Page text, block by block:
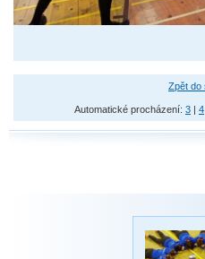
Zpět do
Automatické procházení: 3 4